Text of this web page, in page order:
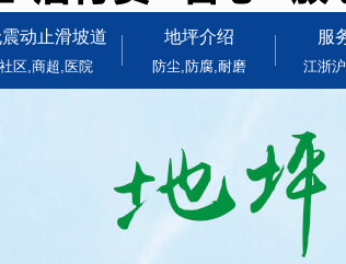
动止滑坡道
社区,商超,医院
地坪介绍
防尘,防腐,耐磨
服
江浙